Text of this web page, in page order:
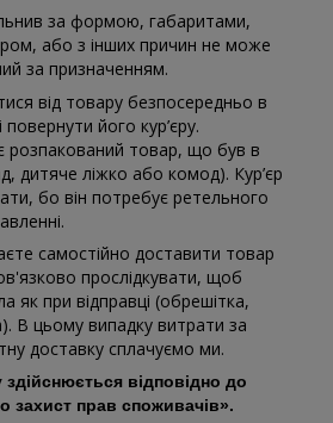
за формою, габаритами,
або з інших причин не може
за призначенням.
від товару безпосередньо в
його кур’єру.
розпакований товар, що був в
дитяче ліжко або комод). Кур’єр
бо він потребує ретельного
самостійно доставити товар
прослідкувати, щоб
як при відправці (обрешітка,
В цьому випадку витрати за
доставку сплачуємо ми.
відповідно до
захист прав споживачів».